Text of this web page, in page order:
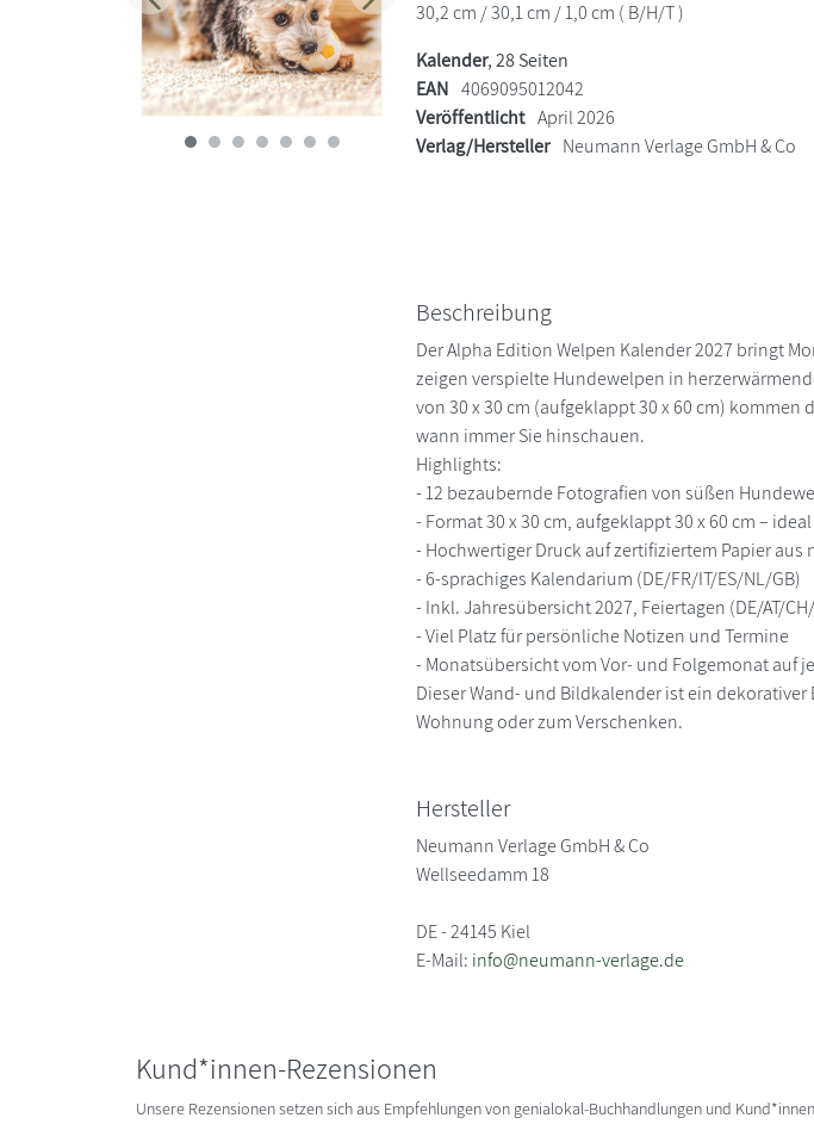
30,2 cm / 30,1 cm / 1,0 cm ( B/H/T )
Kalender, 28 Seiten
EAN 4069095012042
Veröffentlicht April 2026
Verlag/Hersteller Neumann Verlage GmbH & Co
Beschreibung
Der Alpha Edition Welpen Kalender 2027 bringt
zeigen verspielte Hundewelpen in
von 30 x 30 cm (aufgeklappt 30 x 60 cm)
wann immer Sie hinschauen.
Highlights:
- 12 bezaubernde Fotografien von süßen
- Format 30 x 30 cm, aufgeklappt 30 x 60 cm –
- Hochwertiger Druck auf zertifiziertem Papier
- 6-sprachiges Kalendarium (DE/FR/IT/ES/NL/GB)
- Inkl. Jahresübersicht 2027, Feiertagen (DE/AT/
- Viel Platz für persönliche Notizen und Termine
- Monatsübersicht vom Vor- und Folgemonat auf
Dieser Wand- und Bildkalender ist ein
Wohnung oder zum Verschenken.
Hersteller
Neumann Verlage GmbH & Co
Wellseedamm 18
DE - 24145 Kiel
E-Mail: info@neumann-verlage.de
Kund*innen-Rezensionen
Unsere Rezensionen setzen sich aus Empfehlungen von genialokal-Buchhandlungen und